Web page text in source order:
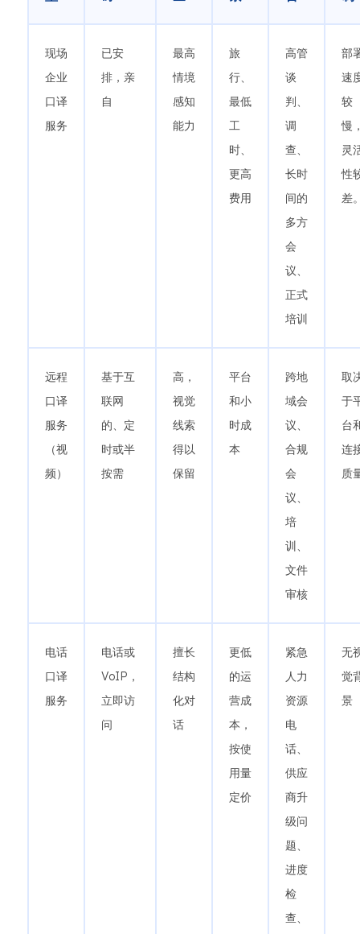
现场
企业
口译
服务
已安
排，亲
自
最高
情境
感知
能力
旅
行、
最低
工
时、
更高
费用
高管
谈
判、
调
查、
长时
间的
多方
会
议、
正式
培训
部
速
较
慢
灵
性
差
远程
口译
服务
（视
频）
基于互
联网
的、定
时或半
按需
高，
视觉
线索
得以
保留
平台
和小
时成
本
跨地
域会
议、
合规
会
议、
培
训、
文件
审核
取
于
台
连
质
电话
口译
服务
电话或
VoIP，
立即访
问
擅长
结构
化对
话
更低
的运
营成
本，
按使
用量
定价
紧急
人力
资源
电
话、
供应
商升
级问
题、
进度
检
查、
无
觉
景